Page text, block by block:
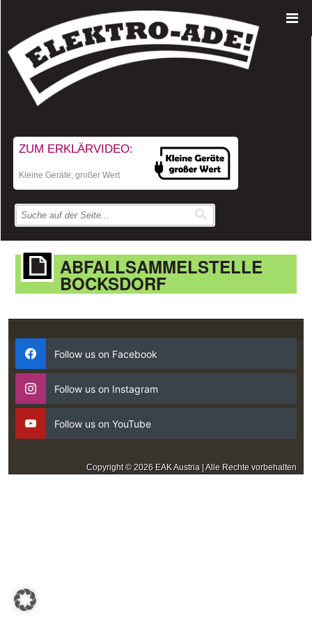
ZUM ERKLÄRVIDEO:
Kleine Geräte, großer Wert
ABFALLSAMMELSTELLE
BOCKSDORF
Follow us on Facebook
Follow us on Instagram
Follow us on YouTube
Copyright © 2026 EAK Austria | Alle Rechte vorbehalten